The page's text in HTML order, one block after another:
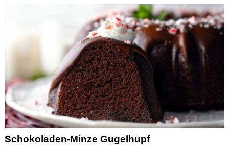
Schokoladen-Minze Gugelhupf